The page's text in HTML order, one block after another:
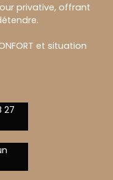
privative, offrant
et situation
27